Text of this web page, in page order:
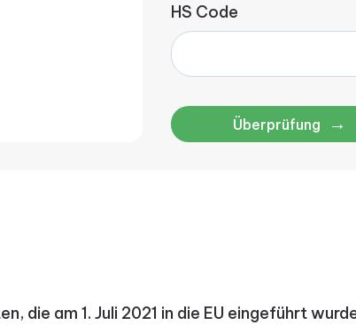
HS Code
Überprüfung →
die am 1. Juli 2021 in die EU eingeführt